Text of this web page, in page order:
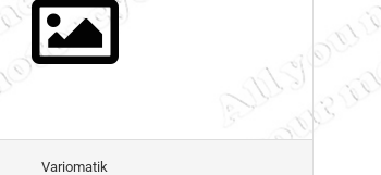
Variomatik